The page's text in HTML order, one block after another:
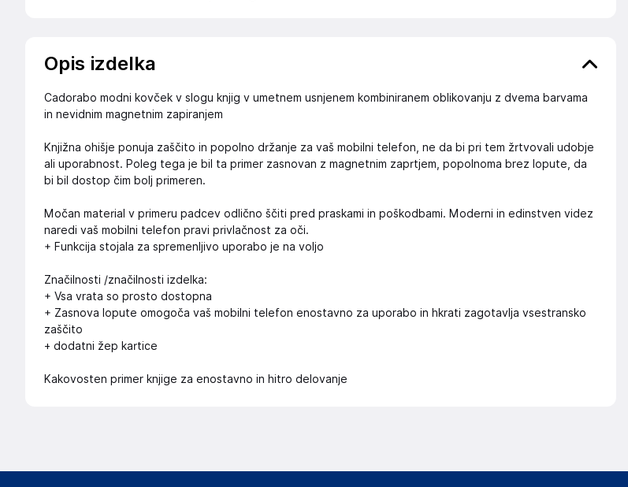
Opis izdelka
Cadorabo modni kovček v slogu knjig v umetnem usnjenem kombiniranem oblikovanju z dvema barvama
in nevidnim magnetnim zapiranjem
Knjižna ohišje ponuja zaščito in popolno držanje za vaš mobilni telefon, ne da bi pri tem žrtvovali udobje
ali uporabnost. Poleg tega je bil ta primer zasnovan z magnetnim zaprtjem, popolnoma brez lopute, da
bi bil dostop čim bolj primeren.
Močan material v primeru padcev odlično ščiti pred praskami in poškodbami. Moderni in edinstven videz
naredi vaš mobilni telefon pravi privlačnost za oči.
+ Funkcija stojala za spremenljivo uporabo je na voljo
Značilnosti /značilnosti izdelka:
+ Vsa vrata so prosto dostopna
+ Zasnova lopute omogoča vaš mobilni telefon enostavno za uporabo in hkrati zagotavlja vsestransko
zaščito
+ dodatni žep kartice
Kakovosten primer knjige za enostavno in hitro delovanje